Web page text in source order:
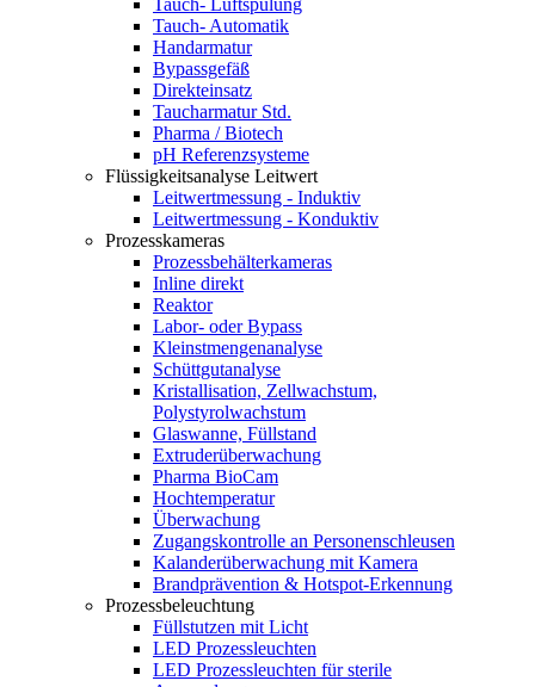
Tauch- Luftspülung
Tauch- Automatik
Handarmatur
Bypassgefäß
Direkteinsatz
Taucharmatur Std.
Pharma / Biotech
pH Referenzsysteme
Flüssigkeitsanalyse Leitwert
Leitwertmessung - Induktiv
Leitwertmessung - Konduktiv
Prozesskameras
Prozessbehälterkameras
Inline direkt
Reaktor
Labor- oder Bypass
Kleinstmengenanalyse
Schüttgutanalyse
Kristallisation, Zellwachstum,
Polystyrolwachstum
Glaswanne, Füllstand
Extruderüberwachung
Pharma BioCam
Hochtemperatur
Überwachung
Zugangskontrolle an Personenschleusen
Kalanderüberwachung mit Kamera
Brandprävention & Hotspot-Erkennung
Prozessbeleuchtung
Füllstutzen mit Licht
LED Prozessleuchten
LED Prozessleuchten für sterile